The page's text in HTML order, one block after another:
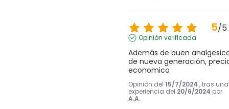
5/5
Opinión verificada
Además de buen
de nueva generación,
economico
Opinión del 15/7/2024 , tras una
experiencia del 20/6/2024 por
A.A.